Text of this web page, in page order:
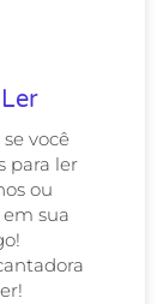
você
para ler
ou
sua